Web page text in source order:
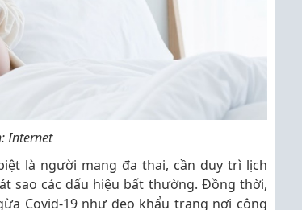
Internet
là người mang đa thai, cần duy trì lịch
sao các dấu hiệu bất thường. Đồng thời,
Covid-19 như đeo khẩu trang nơi công